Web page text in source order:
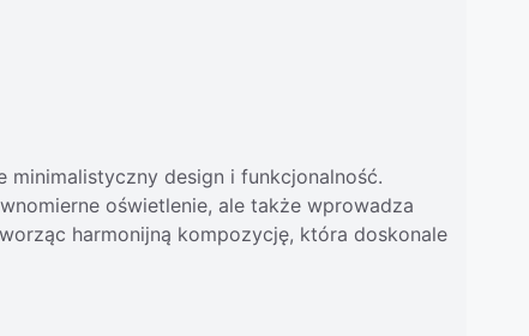
design i funkcjonalność.
oświetlenie, ale także wprowadza
harmonijną kompozycję, która doskonale